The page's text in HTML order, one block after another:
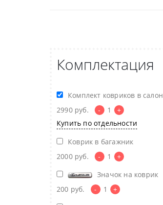
Комплектация
Комплект ковриков в салон
2990 руб. - 1
+
Купить по отдельности
Коврик в багажник
2000 руб. - 1
+
Значок на коврик
200 руб. - 1 +